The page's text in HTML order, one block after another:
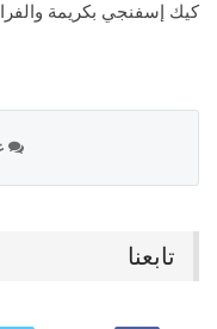
كيك إسفنجي بكريمة
تابعنا